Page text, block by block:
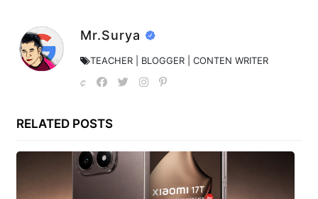
Mr.Surya
TEACHER | BLOGGER | CONTEN WRITER
RELATED POSTS